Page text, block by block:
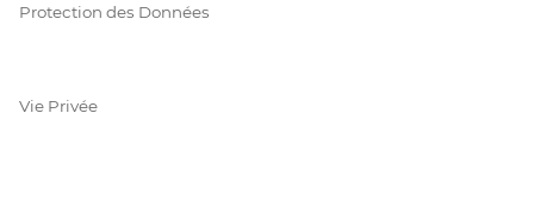
Protection des Données
Vie Privée